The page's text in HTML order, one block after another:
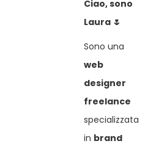
Ciao, sono
Laura 🌷
Sono una
web
designer
freelance
specializzata
in brand